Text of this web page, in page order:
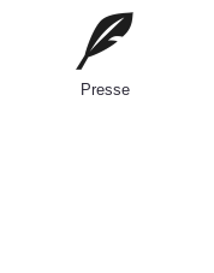
Presse